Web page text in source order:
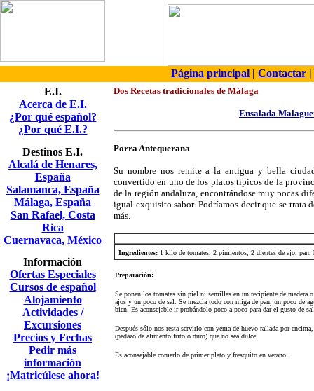
Página principal | Contactar |
E.I.
Acerca de E.I.
¿Por qué español?
¿Por qué E.I.?
Destinos E.I.
Alcalá de Henares,
España
Salamanca, España
Málaga, España
San Rafael, Costa
Rica
Cuernavaca, México
Información
Ofertas Especiales
Cursos de español
Alojamiento
Actividades /
Excursiones
Precios y Fechas
Pedir más
información
¡Matricúlese ahora!
Dos Recetas tradicionales de Málaga
Ensalada
Porra Antequerana
Su nombre nos remite a la antigua y bella
convertido en uno de los platos típicos de la
de la región andaluza, encontrándose muy pocas
igual exquisito sabor. Podríamos decir que se trata
más.
Ingredientes: 1 kilo de tomates, 2 pimientos, 2 dientes de ajo,
Preparación:
Se ponen los tomates sin piel ni semillas en un recipiente de
ajos y un poco de sal. Se mezcla todo con miga de pan, un poco de
bien. Es aconsejable ir probándolo poco a poco para dar el gusto de
Después sólo nos resta servirlo con yema de huevo rallada por
(pedazo de alimento frito o duro) que no sea dulce.
Es aconsejable comerlo de primer plato y fresquito en verano.